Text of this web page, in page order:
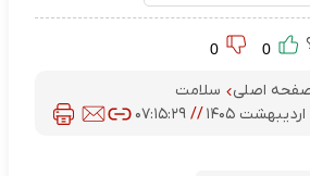
اصلی
سلامت
// ۰۷:۱۵:۲۹